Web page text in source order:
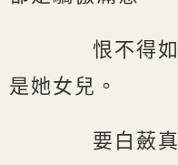
恨不得如
是她女兒。
要白蘞真